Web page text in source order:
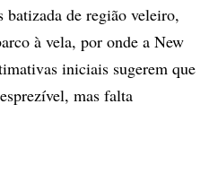
batizada de região veleiro,
à vela, por onde a New
iniciais sugerem que
mas falta